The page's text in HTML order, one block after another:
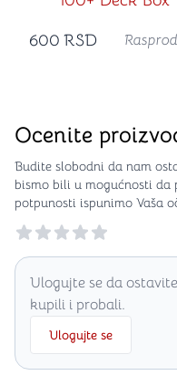
600 RSD
Ocenite
Budite slobodni da nam
bismo bili u mogućnosti
potpunosti ispunimo Vaša
Reviews
Ulogujte se da
kupili i probali.
Ulogujte se